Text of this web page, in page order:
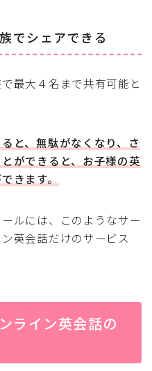
でシェアできる
最大４名まで共有可能と
と、無駄がなくなり、さ
ができると、お子様の英
きます。
ルには、このようなサー
英会話だけのサービス
ライン英会話の